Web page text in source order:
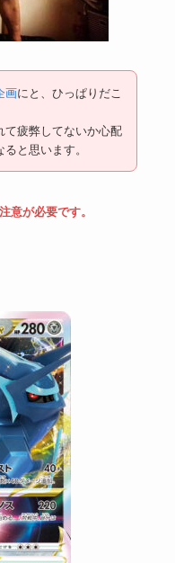
画にと、ひっぱりだこ
て疲弊してないか心配
と思います。
意が必要です。